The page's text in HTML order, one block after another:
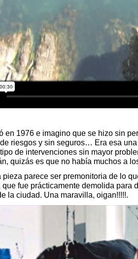
en 1976 e imagino que se hizo sin
riesgos y sin seguros… Era esa
de intervenciones sin mayor
quizás es que no había muchos a
pieza parece ser premonitoria de lo
que fue prácticamente demolida para
la ciudad. Una maravilla, oigan!!!!!.